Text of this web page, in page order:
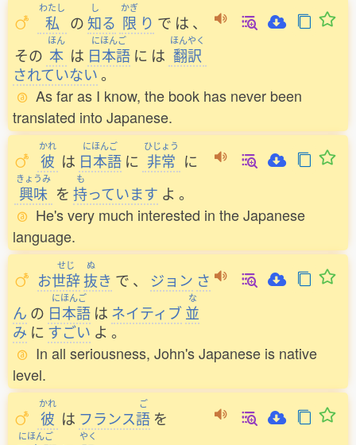
わたし
私 の
し
知る
かぎ
限 り で は 、
その
ほん
本 は
にほんご
日本語 に は
ほんやく
翻訳
されていない。
As far as I know, the book has never been
translated into Japanese.
かれ
彼 は
にほんご
日本語 に
ひじょう
非常 に
きょうみ
興味 を
も
持っています よ 。
He's very much interested in the Japanese
language.
お
せじ
世辞
ぬ
抜き で 、 ジョン さ
ん の
にほんご
日本語 は ネイティブ
な
並
み に すごい よ 。
In all seriousness, John's Japanese is native
level.
かれ
彼 は フランス
ご
語 を
にほんご やく